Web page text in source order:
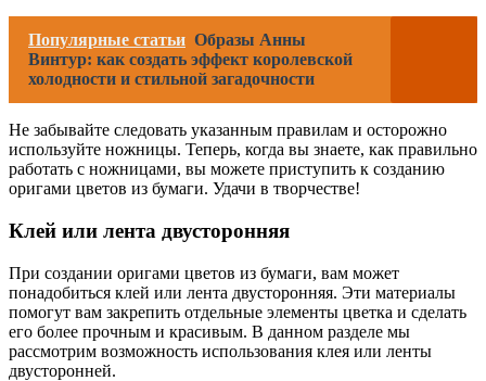
Популярные статьи Образы Анны
Винтур: как создать эффект королевской
холодности и стильной загадочности
Не забывайте следовать указанным правилам и осторожно
используйте ножницы. Теперь, когда вы знаете, как правильно
работать с ножницами, вы можете приступить к созданию
оригами цветов из бумаги. Удачи в творчестве!
Клей или лента двусторонняя
При создании оригами цветов из бумаги, вам может
понадобиться клей или лента двусторонняя. Эти материалы
помогут вам закрепить отдельные элементы цветка и сделать
его более прочным и красивым. В данном разделе мы
рассмотрим возможность использования клея или ленты
двусторонней.